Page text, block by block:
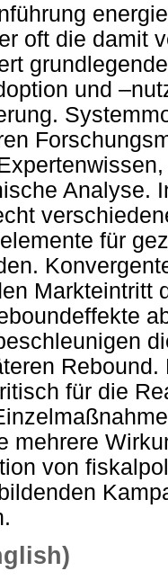
oft die damit
und
Analyse.
für
Markteintritt
für die
mehrere
von